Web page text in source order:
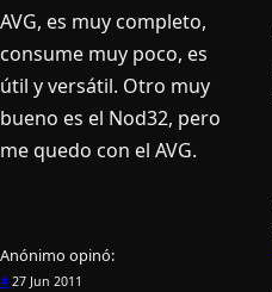
AVG, es muy completo,
consume muy poco, es
útil y versátil. Otro muy
bueno es el Nod32, pero
me quedo con el AVG.
Anónimo opinó:
# 27 Jun 2011